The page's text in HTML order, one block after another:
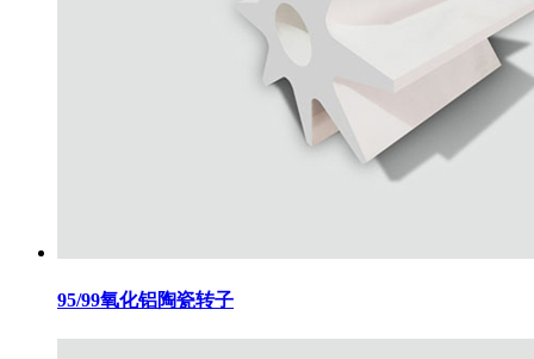
95/99氧化铝陶瓷转子